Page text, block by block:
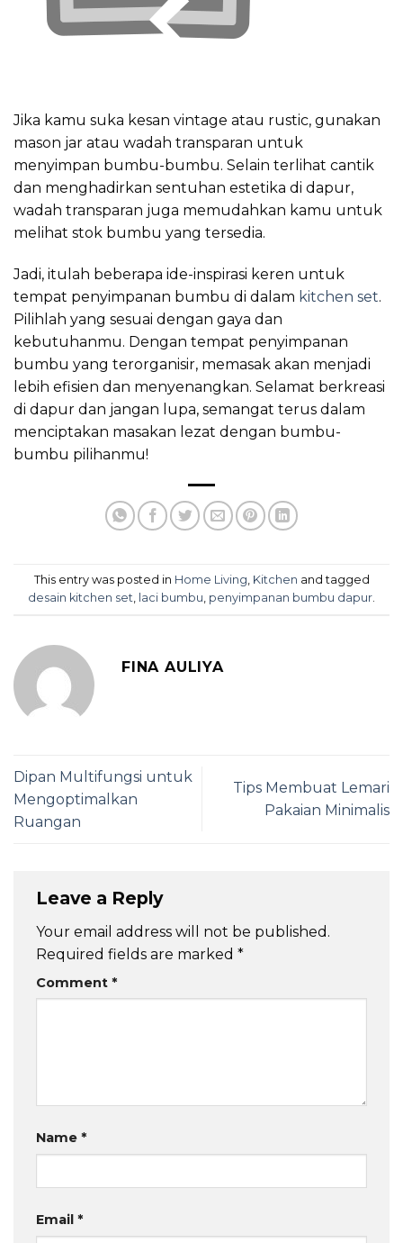
Jika kamu suka kesan vintage atau rustic, gunakan
mason jar atau wadah transparan untuk
menyimpan bumbu-bumbu. Selain terlihat cantik
dan menghadirkan sentuhan estetika di dapur,
wadah transparan juga memudahkan kamu untuk
melihat stok bumbu yang tersedia.
Jadi, itulah beberapa ide-inspirasi keren untuk
tempat penyimpanan bumbu di dalam kitchen set.
Pilihlah yang sesuai dengan gaya dan
kebutuhanmu. Dengan tempat penyimpanan
bumbu yang terorganisir, memasak akan menjadi
lebih efisien dan menyenangkan. Selamat berkreasi
di dapur dan jangan lupa, semangat terus dalam
menciptakan masakan lezat dengan bumbu-
bumbu pilihanmu!
This entry was posted in Home Living Kitchen and tagged
desain kitchen set
laci bumbu penyimpanan bumbu dapur
FINA AULIYA
Dipan Multifungsi untuk
Mengoptimalkan
Ruangan
Tips Membuat Lemari
Pakaian Minimalis
Leave a Reply
Your email address will not be published.
Required fields are marked *
Comment *
Name *
Email *